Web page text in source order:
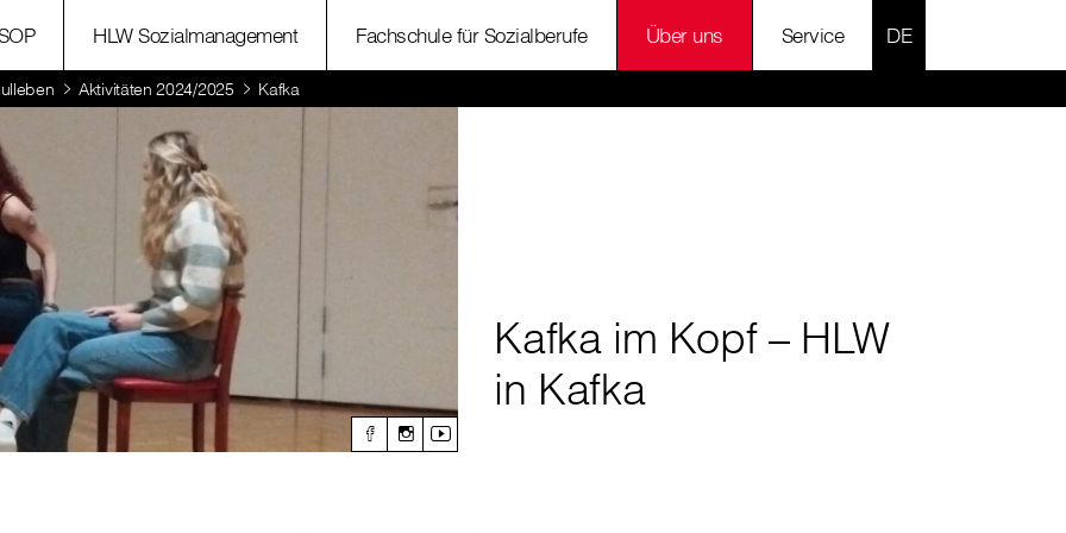
HLW Sozialmanagement Fachschule für Sozialberufe Über uns Service SPRACHE
Aktivitäten 2024/2025 Kafka
Kafka im Kopf – HLW
in Kafka